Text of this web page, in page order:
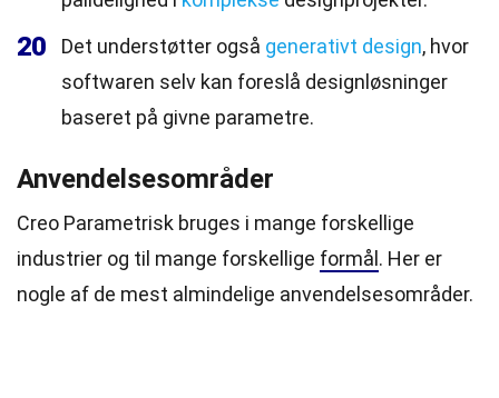
20 Det understøtter også generativt design, hvor
softwaren selv kan foreslå designløsninger
baseret på givne parametre.
Anvendelsesområder
Creo Parametrisk bruges i mange forskellige
industrier og til mange forskellige formål . Her er
nogle af de mest almindelige anvendelsesområder.